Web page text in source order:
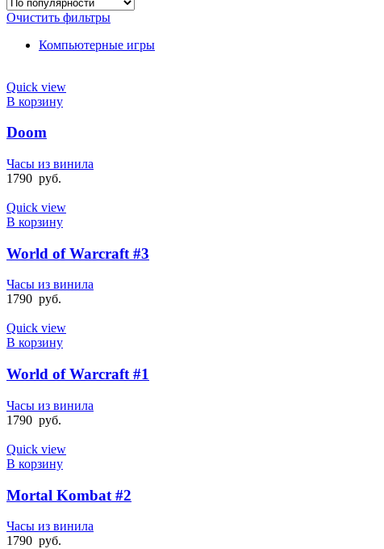
Очистить фильтры
Компьютерные игры
Quick view
В корзину
Doom
Часы из винила
1790 руб.
Quick view
В корзину
World of Warcraft #3
Часы из винила
1790 руб.
Quick view
В корзину
World of Warcraft #1
Часы из винила
1790 руб.
Quick view
В корзину
Mortal Kombat #2
Часы из винила
1790 руб.